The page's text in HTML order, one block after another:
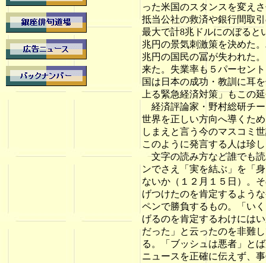
った米国のスタンスを変え
抵当公社の救済や銀行間取
最大で計8兆ドルにのぼると
兆円の景気刺激策を決めた
兆円の国民の冨が失われた
来た。失業率も５パーセン
国は日本の成功・教訓に耳
上る緊急経済対策」もこの
経済評論家・野村総研チ
世界を正しい方向へ導くた
しまえと言う今のマスコミ
このように発言する人は珍
文字の読み方など誰でも
ンでさえ「実を結ぶ」を「
ないか（１２月１５日）。
げつけたのを肯定するよう
ペンで勝負するもの。「い
げるのを肯定するわけには
だった」と云ったのを非難
る。「ブッシュは悪者」と
ニュースを正確に伝えず、